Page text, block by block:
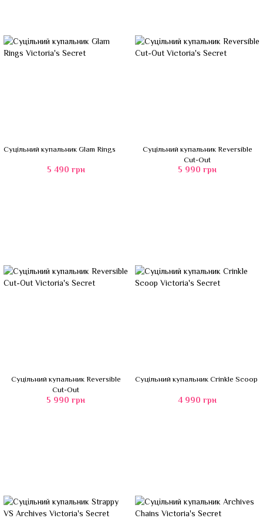
Суцільний купальник Glam Rings
5 490 грн
Суцільний купальник Reversible
Cut-Out
5 990 грн
Суцільний купальник Reversible
Cut-Out
5 990 грн
Суцільний купальник Crinkle Scoop
4 990 грн